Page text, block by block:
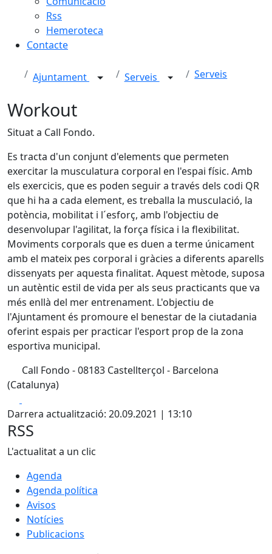
Rss
Hemeroteca
Contacte
Ajuntament Serveis Serveis
Workout
Situat a Call Fondo.
Es tracta d'un conjunt d'elements que permeten
exercitar la musculatura corporal en l'espai físic. Amb
els exercicis, que es poden seguir a través dels codi QR
que hi ha a cada element, es treballa la musculació, la
potència, mobilitat i l´esforç, amb l'objectiu de
desenvolupar l'agilitat, la força física i la flexibilitat.
Moviments corporals que es duen a terme únicament
amb el mateix pes corporal i gràcies a diferents aparells
dissenyats per aquesta finalitat. Aquest mètode, suposa
un autèntic estil de vida per als seus practicants que va
més enllà del mer entrenament. L'objectiu de
l'Ajuntament és promoure el benestar de la ciutadania
oferint espais per practicar l'esport prop de la zona
esportiva municipal.
Call Fondo - 08183 Castellterçol - Barcelona
(Catalunya)
Darrera actualització: 20.09.2021 | 13:10
RSS
L'actualitat a un clic
Agenda
Agenda política
Avisos
Notícies
Publicacions